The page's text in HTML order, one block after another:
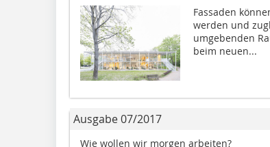
Fassaden
werden und
umgebenden
beim neuen...
Ausgabe 07/2017
Wie wollen wir morgen arbeiten?